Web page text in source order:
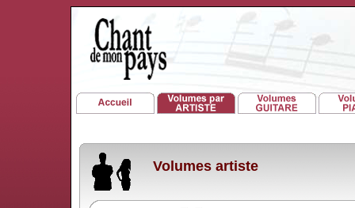
Volumes artiste